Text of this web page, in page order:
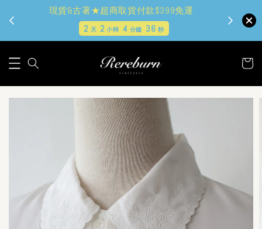
現貨&古著★超商取貨付款$399免運
2 天 2小時 4 分鐘 36 秒